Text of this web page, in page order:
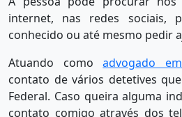
internet, nas redes sociais,
conhecido ou até mesmo pedir
Atuando comoadvogado
contato de vários detetives
Federal. Caso queira alguma
contato comigo através dos